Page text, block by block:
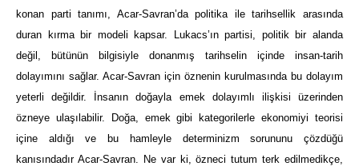
konan parti tanımı, Acar-Savran’da politika ile tarihsellik arasında
duran kırma bir modeli kapsar. Lukacs’ın partisi, politik bir alanda
değil, bütünün bilgisiyle donanmış tarihselin içinde insan-tarih
dolayımını sağlar. Acar-Savran için öznenin kurulmasında bu dolayım
yeterli değildir. İnsanın doğayla emek dolayımlı ilişkisi üzerinden
özneye ulaşılabilir. Doğa, emek gibi kategorilerle ekonomiyi teorisi
içine aldığı ve bu hamleyle determinizm sorununu çözdüğü
kanısındadır Acar-Savran. Ne var ki, özneci tutum terk edilmedikçe,